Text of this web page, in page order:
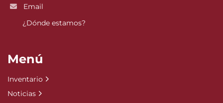
Email
¿Dónde estamos?
Menú
Inventario
Noticias